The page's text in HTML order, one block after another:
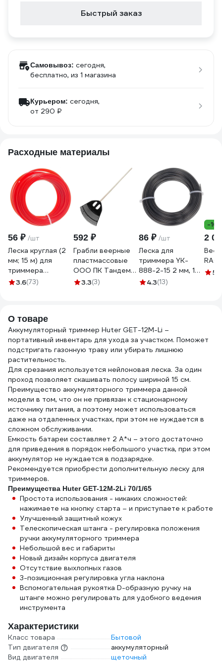
Быстрый заказ
Самовывоз: сегодня,
бесплатно, из 1 магазина
Курьером: сегодня,
от 290 ₽
Расходные материалы
56 ₽ /шт
Леска круглая (2
мм; 15 м) для
триммера
СИБРТЕХ 961455
3.6(73)
592 ₽
Грабли веерные
пластмассовые
ООО ПК Тандем-
АГРО 23 зуба,
черенком Ф25мм
1200мм, 1 сорт
4670016437884
3.3(3)
86 ₽ /шт
Леска для
триммера YK-
888-2-15 2 мм, 15
м, круг с
4.3(13)
-
2
5
О товаре
Аккумуляторный триммер Huter GET-12M-Li –
портативный инвентарь для ухода за участком. Поможет
подстригать газонную траву или убирать лишнюю
растительность.
Для срезания используется нейлоновая леска. За один
проход позволяет скашивать полосу шириной 15 см.
Преимущество аккумуляторного триммера данной
модели в том, что он не привязан к стационарному
источнику питания, а поэтому может использоваться
даже на отдаленных участках, при этом не нуждается в
сложном обслуживании.
Емкость батареи составляет 2 А*ч – этого достаточно
для приведения в порядок небольшого участка, при этом
аккумулятор не нуждается в подзарядке.
Рекомендуется приобрести дополнительную леску для
триммеров.
Преимущества Huter GET-12M-2Li 70/1/65
Простота использования - никаких сложностей:
нажимаете на кнопку старта – и приступаете к работе
Улучшенный защитный кожух
Телескопическая штанга - регулировка положения
ручки аккумуляторного триммера
Небольшой вес и габариты
Новый дизайн корпуса двигателя
Отсутствие выхлопных газов
3-позиционная регулировка угла наклона
Вспомогательная рукоятка D-образную ручку на
штанге можно регулировать для удобного ведения
инструмента
Характеристики
Класс товара
Бытовой
Тип двигателя
аккумуляторный
Вид двигателя
щеточный